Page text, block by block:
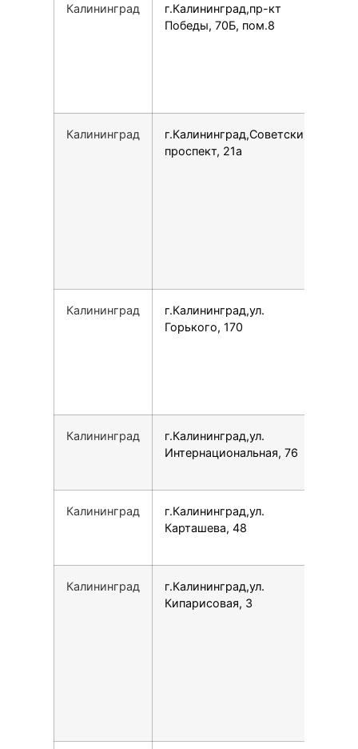
Калининград
г.Калининград,пр-кт
Победы, 70Б, пом.8
Калининград
г.Калининград,Советский
проспект, 21а
Калининград
г.Калининград,ул.
Горького, 170
Калининград
г.Калининград,ул.
Интернациональная, 76
Калининград
г.Калининград,ул.
Карташева, 48
Калининград
г.Калининград,ул.
Кипарисовая, 3